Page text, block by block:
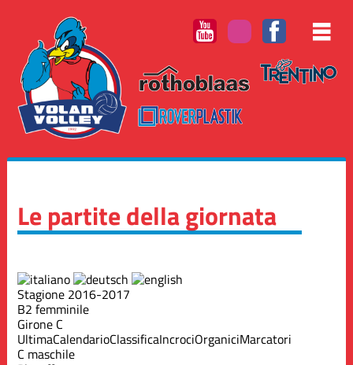
Le partite della giornata
Stagione 2016-2017
B2 femminile
Girone C
UltimaCalendarioClassificaIncrociOrganiciMarcatori
C maschile